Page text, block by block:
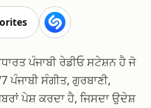
ਪੰਜਾਬੀ ਰੇਡੀਓ ਸਟੇਸ਼ਨ ਹੈ ਜੋ
ਸੰਗੀਤ, ਗੁਰਬਾਣੀ,
ਪੇਸ਼ ਕਰਦਾ ਹੈ, ਜਿਸਦਾ ਉਦੇਸ਼